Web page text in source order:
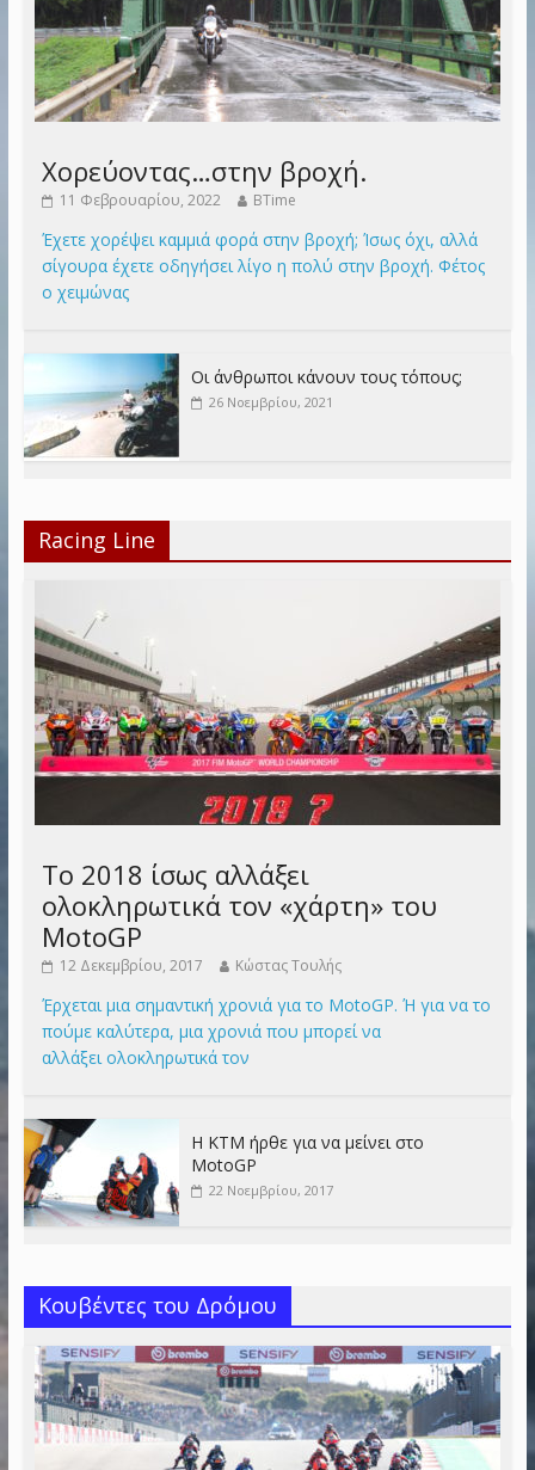
Χορεύοντας…στην βροχή.
11 Φεβρουαρίου, 2022 BTime
Έχετε χορέψει καμμιά φορά στην βροχή; Ίσως όχι, αλλά
σίγουρα έχετε οδηγήσει λίγο η πολύ στην βροχή. Φέτος
ο χειμώνας
Οι άνθρωποι κάνουν τους τόπους;
26 Νοεμβρίου, 2021
Racing Line
Το 2018 ίσως αλλάξει
ολοκληρωτικά τον «χάρτη» του
MotoGP
12 Δεκεμβρίου, 2017 Κώστας Τουλής
Έρχεται μια σημαντική χρονιά για το MotoGP. Ή για να το
πούμε καλύτερα, μια χρονιά που μπορεί να
αλλάξει ολοκληρωτικά τον
Η KTM ήρθε για να μείνει στο
MotoGP
22 Νοεμβρίου, 2017
Κουβέντες του Δρόμου